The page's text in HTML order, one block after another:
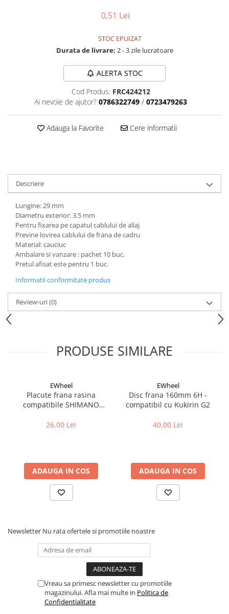
Pompa bicicleta
Suport telefon bicicleta
Oglinzi bicicleta
Cricuri bicicleta
Aparatori noroi bicicleta
Suport bicicleta
Lumini bicicleta
Computer bicicleta
Piese biciclete
Urechi cadru bicicleta
Mansoane si ghidolina
Pipe ghidon
Cuvete bicicleta
Furci bicicleta
Cabluri si camasi
Placute frana bicicleta
Saboti frana bicicleta
Adaptoare frana bicicleta
Frane pe disc
Frane pe janta
Accesorii frane bicicleta
0,51 Lei
STOC EPUIZAT
Durata de livrare: 2 - 3 zile lucratoare
ALERTA STOC
Cod Produs: FRC424212
Ai nevoie de ajutor? 0786322749 / 0723479263
Adauga la Favorite Cere informatii
Descriere
Lungine: 29 mm
Diametru exterior: 3.5 mm
Pentru fixarea pe capatul cablului de aliaj
Previne lovirea cablului de frana de cadru
Material: cauciuc
Ambalare si vanzare : pachet 10 buc.
Pretul afisat este pentru 1 buc.
Informatii conformitate produs
Review-uri(0)
PRODUSE SIMILARE
EWheel
Placute frana rasina
compatibile SHIMANO
G2/G4 2025)
26,00 Lei
ADAUGA IN COS
EWheel
Disc frana 160mm 6H -
compatibil cu Kukirin G2
40,00 Lei
ADAUGA IN COS
Newsletter Nu rata ofertele si promotiile noastre
Vreau sa primesc newsletter cu promotiile
magazinului. Afla mai multe in Politica de
Confidentialitate